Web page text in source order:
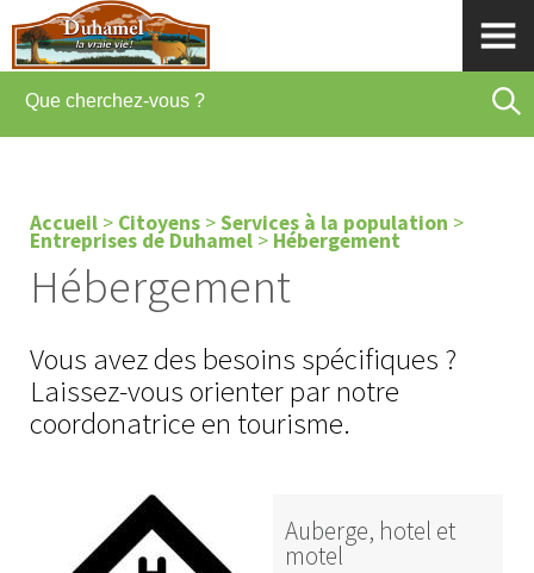
Accueil > Citoyens >Services à la population >
Entreprises de Duhamel > Hébergement
Hébergement
Vous avez des besoins spécifiques ?
Laissez-vous orienter par notre
coordonatrice en tourisme.
Auberge, hotel et
motel